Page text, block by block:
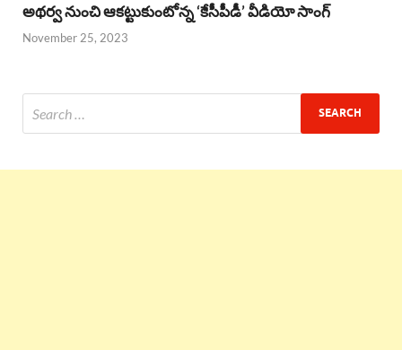
అథర్వ నుంచి ఆకట్టుకుంటోన్న ‘కేసీపీడీ’ వీడియో సాంగ్
November 25, 2023